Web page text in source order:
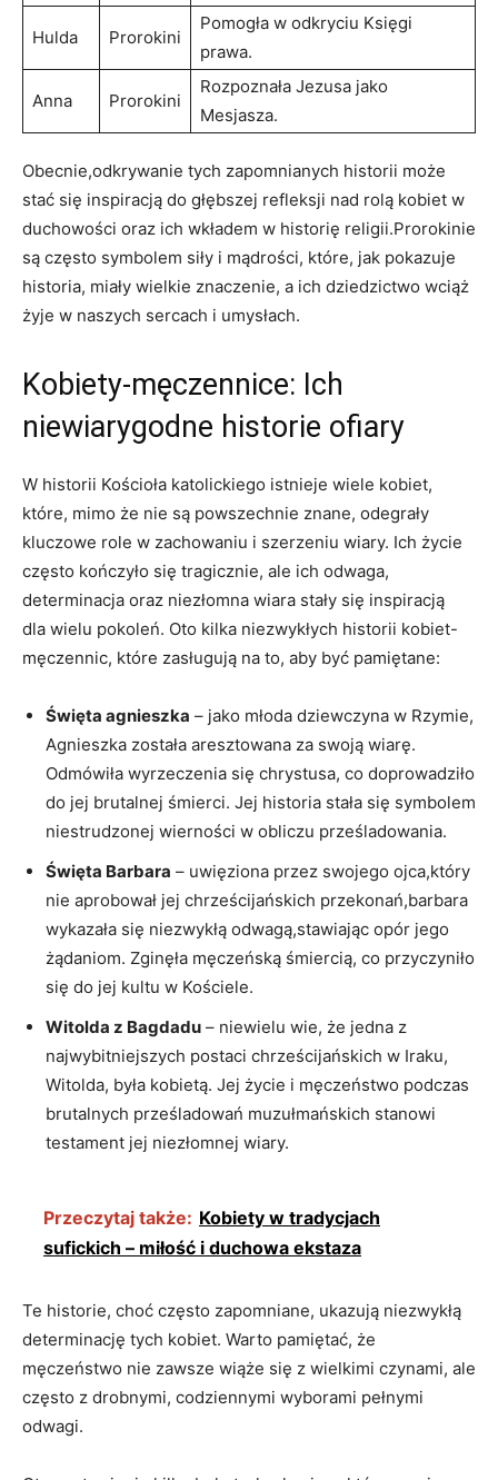
Hulda Prorokini
Pomogła⁣ w odkryciu Księgi
prawa.
Anna Prorokini
Rozpoznała Jezusa jako
Mesjasza.
Obecnie,odkrywanie tych zapomnianych historii ⁣może
stać się inspiracją do głębszej refleksji nad rolą kobiet w
duchowości oraz ich wkładem w historię religii.Prorokinie
są często symbolem siły i mądrości, ⁣które, jak pokazuje
historia, miały wielkie ⁣znaczenie, ⁤a ich dziedzictwo wciąż
żyje w naszych sercach i umysłach.
Kobiety-męczennice: Ich
niewiarygodne historie ofiary
W historii Kościoła katolickiego istnieje wiele‌ kobiet,
które,⁤ mimo że nie są powszechnie znane, odegrały
kluczowe role w zachowaniu i szerzeniu wiary. Ich życie
często kończyło się tragicznie, ale ich odwaga,
‍determinacja ⁤oraz niezłomna wiara stały się inspiracją
dla wielu⁢ pokoleń. Oto kilka niezwykłych historii kobiet-
męczennic, które ‌zasługują na to, aby być pamiętane:
Święta agnieszka – jako młoda⁢ dziewczyna w Rzymie,
‍Agnieszka została aresztowana ⁢za swoją wiarę.
Odmówiła wyrzeczenia się chrystusa, co doprowadziło‌
do jej brutalnej śmierci. Jej historia⁣ stała ⁣się symbolem
niestrudzonej wierności w obliczu prześladowania.
Święta Barbara – uwięziona przez swojego ojca,który
nie aprobował jej chrześcijańskich przekonań,barbara
wykazała się niezwykłą odwagą,stawiając opór jego
żądaniom. Zginęła męczeńską śmiercią, co przyczyniło
się‌ do jej kultu w Kościele.
Witolda z Bagdadu – niewielu wie, że jedna z
najwybitniejszych postaci chrześcijańskich ‌w Iraku,
Witolda, była kobietą. Jej życie i męczeństwo podczas
brutalnych⁤ prześladowań muzułmańskich ⁢stanowi
testament jej niezłomnej wiary.
Przeczytaj także: Kobiety w tradycjach
sufickich – miłość i duchowa ekstaza
Te ‌historie, choć ​często zapomniane, ukazują niezwykłą
determinację tych kobiet. Warto pamiętać, że
męczeństwo nie​ zawsze wiąże się z wielkimi czynami, ale
często z drobnymi, codziennymi wyborami pełnymi
odwagi.